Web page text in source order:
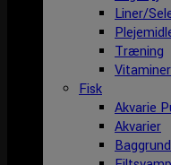
Liner/
Træning
Fisk
Akvarie
Akvarier